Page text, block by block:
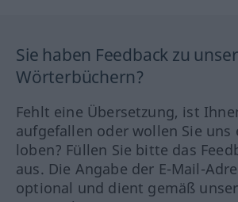
Sie haben Feedback zu
Wörterbüchern?
Fehlt eine Übersetzung, ist
aufgefallen oder wollen Sie uns
loben? Füllen Sie bitte das
aus. Die Angabe der E-Mail-
optional und dient gemäß